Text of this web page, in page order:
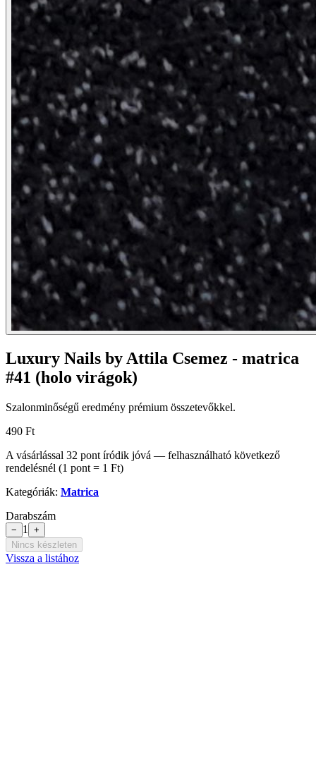
Luxury Nails by Attila Csemez - matrica
#41 (holo virágok)
Szalonminőségű eredmény prémium összetevőkkel.
490 Ft
A vásárlással 32 pont íródik jóvá — felhasználható következő
rendelésnél (1 pont = 1 Ft)
Kategóriák: Matrica
Darabszám
− 1
+
Nincs készleten
Vissza a listához